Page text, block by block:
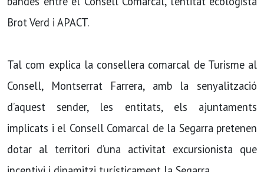
Brot Verd i APACT.
Tal com explica la consellera comarcal de Turisme al
Consell, Montserrat Farrera, amb la senyalització
d’aquest sender, les entitats, els ajuntaments
implicats i el Consell Comarcal de la Segarra pretenen
dotar al territori d’una activitat excursionista que